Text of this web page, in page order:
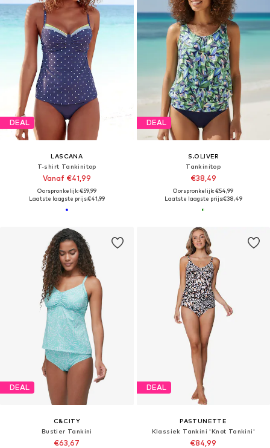
DEAL
LASCANA
T-shirt Tankinitop
Vanaf €41,99
Oorspronkelijk: €59,99
Laatste laagste prijs:€41,99
DEAL
S.OLIVER
Tankinitop
€38,49
Oorspronkelijk: €54,99
Laatste laagste prijs:€38,49
DEAL
C&CITY
Bustier Tankini
€63,67
DEAL
PASTUNETTE
Klassiek Tankini 'Knot Tankini'
€84,99